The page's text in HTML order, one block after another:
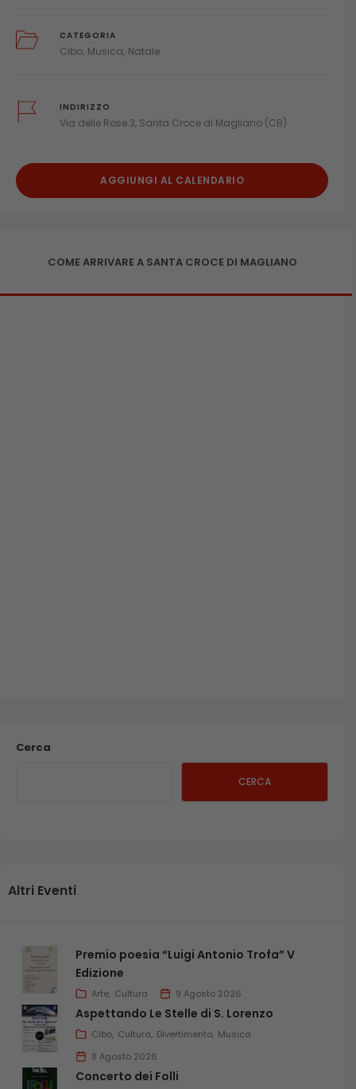
CATEGORIA
Cibo Musica Natale
INDIRIZZO
Via delle Rose 3, Santa Croce di Magliano (CB)
AGGIUNGI AL CALENDARIO
COME ARRIVARE A SANTA CROCE DI MAGLIANO
Cerca
CERCA
Altri Eventi
Premio poesia “Luigi Antonio Trofa” V
Edizione
Arte Cultura 9 Agosto 2026
Aspettando Le Stelle di S. Lorenzo
Cibo Cultura Divertimento Musica
8 Agosto 2026
Concerto dei Folli